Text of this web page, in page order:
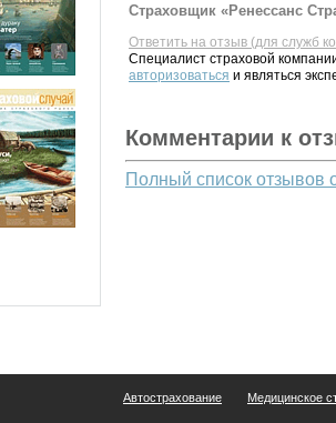
Страховщик «Ренессанс
Ответить на отзыв (для служб
Специалист страховой
авторизоваться и являться
Комментарии к
Полный список отзывов
Автострахование Медицинское